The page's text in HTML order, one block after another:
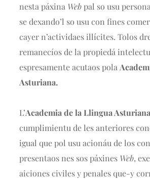
nesta páxina Web pal so usu
se dexando’l so usu con fines
cayer n’actividaes illícites. Tolos
remanecíos de la propiedá
espresamente acutaos pola
Asturiana.
L’Academia de la Llingua Asturiana
cumplimientu de les anteriores
igual que pol usu acionáu de los
presentaos nes sos páxines Web,
aiciones civiles y penales que-y